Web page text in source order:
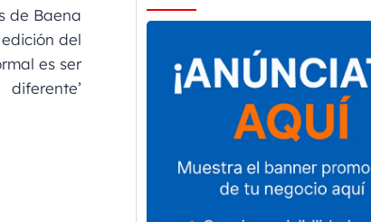
de Baena
del
es ser
diferente’